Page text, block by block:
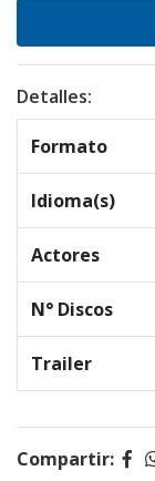
Detalles:
Formato
Idioma(s)
Actores
N° Discos
Trailer
Compartir: